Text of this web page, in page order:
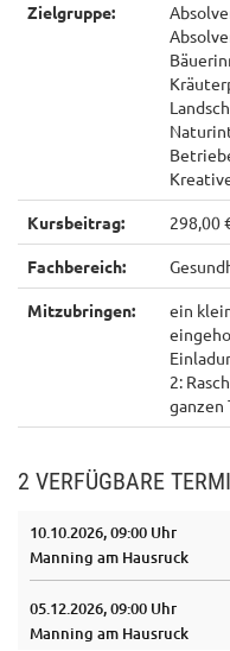
Zielgruppe:
Kursbeitrag: 298,00
Fachbereich:
Mitzubringen:
ein
2:
ganzen
2 VERFÜGBARE
10.10.2026, 09:00 Uhr
Manning am Hausruck
05.12.2026, 09:00 Uhr
Manning am Hausruck